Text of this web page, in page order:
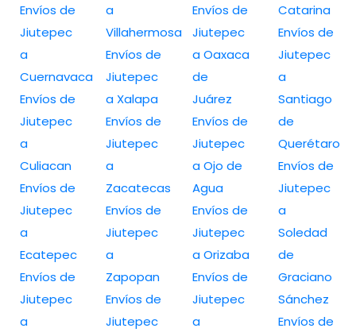
Envíos de
Jiutepec
a
Cuernavaca
Envíos de
Jiutepec
a
Culiacan
Envíos de
Jiutepec
a
Ecatepec
Envíos de
Jiutepec
a
a
Villahermosa
Envíos de
Jiutepec
a Xalapa
Envíos de
Jiutepec
a
Zacatecas
Envíos de
Jiutepec
a
Zapopan
Envíos de
Jiutepec
Envíos de
Jiutepec
a Oaxaca
de
Juárez
Envíos de
Jiutepec
a Ojo de
Agua
Envíos de
Jiutepec
a Orizaba
Envíos de
Jiutepec
a
Catarina
Envíos de
Jiutepec
a
Santiago
de
Querétaro
Envíos de
Jiutepec
a
Soledad
de
Graciano
Sánchez
Envíos de